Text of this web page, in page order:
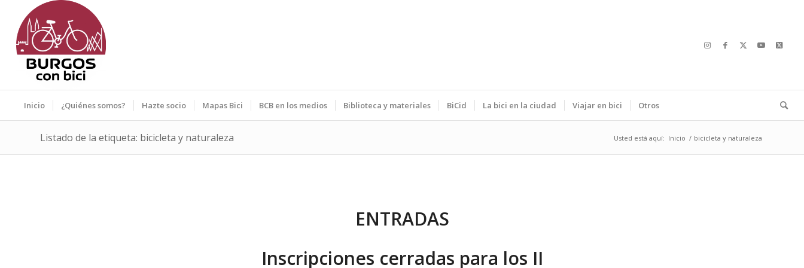
Inicio ¿Quiénes somos? Hazte socio Mapas Bici BCB en los medios Biblioteca y materiales BiCid La bici en la ciudad Viajar en bici Otros
Listado de la etiqueta: bicicleta y naturaleza Usted está aquí: Inicio / bicicleta y naturaleza
ENTRADAS
Inscripciones cerradas para los II